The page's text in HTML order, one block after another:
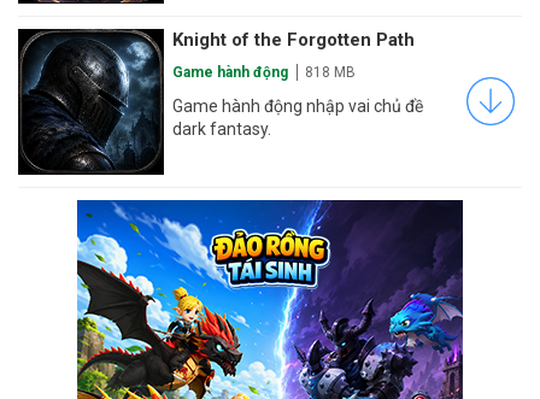
Knight of the Forgotten Path
Game hành động 818 MB
Game hành động nhập vai chủ đề
dark fantasy.